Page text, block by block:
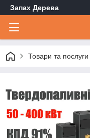
Запах Дерева
Товари та послуги